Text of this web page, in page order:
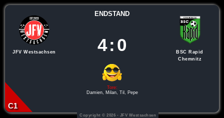
JFV Westsachsen
ENDSTAND
4: 0
BSC Rapid
Chemnitz
Tore:
Damien, Milan, Til, Pepe
C1
Copyright © 2026 - JFV Westsachsen